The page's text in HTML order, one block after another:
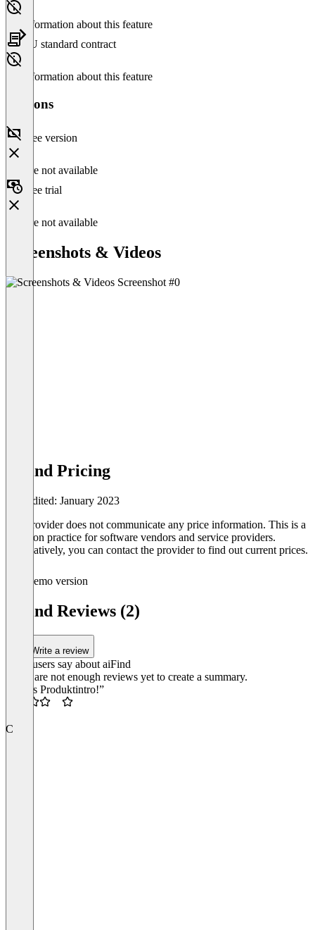
No information about this feature
EU standard contract
No information about this feature
Versions
Free version
Feature not available
Free trial
Feature not available
Screenshots & Videos
aiFind Pricing
Last edited: January 2023
The provider does not communicate any price information. This is a
common practice for software vendors and service providers.
Alternatively, you can contact the provider to find out current prices.
Demo version
aiFind Reviews (2)
Write a review
What users say about aiFind
There are not enough reviews yet to create a summary.
“Tolles Produktintro!”
C